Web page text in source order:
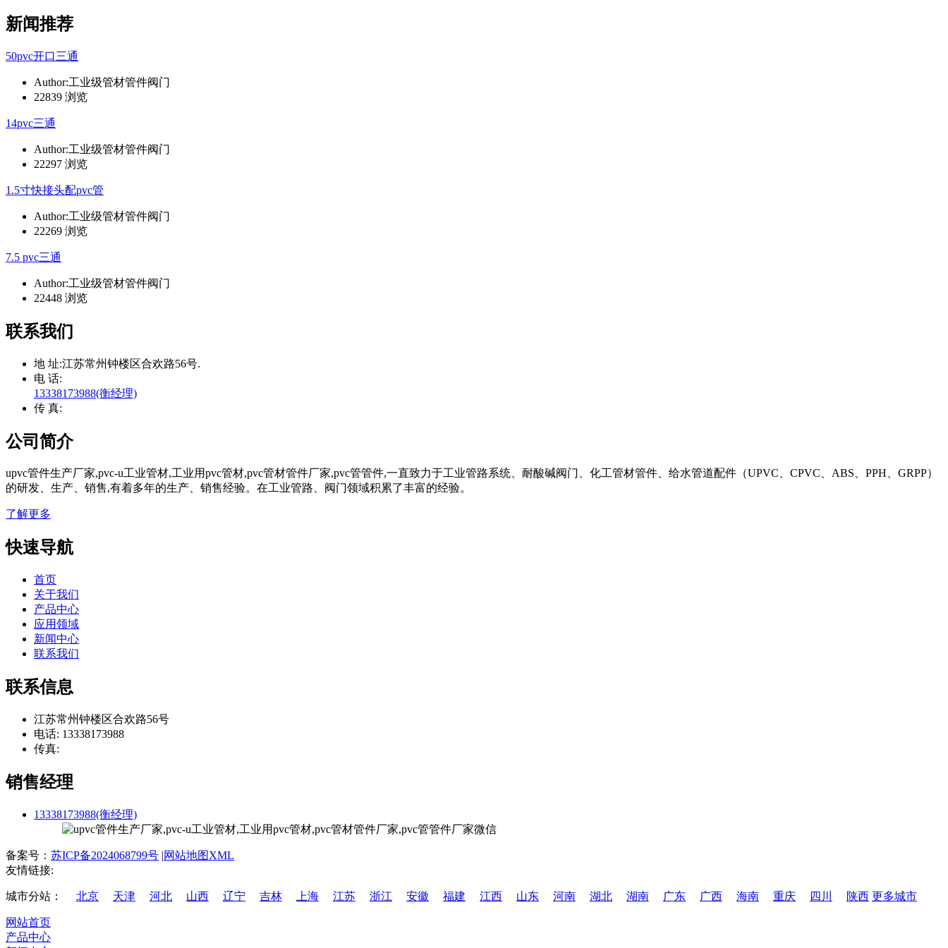
新闻推荐
50pvc开口三通
Author:工业级管材管件阀门
22839 浏览
14pvc三通
Author:工业级管材管件阀门
22297 浏览
1.5寸快接头配pvc管
Author:工业级管材管件阀门
22269 浏览
7.5 pvc三通
Author:工业级管材管件阀门
22448 浏览
联系我们
地 址:江苏常州钟楼区合欢路56号.
电 话:
13338173988(衡经理)
传 真:
公司简介
upvc管件生产厂家,pvc-u工业管材,工业用pvc管材,pvc管材管件厂家,pvc管管件,一直致力于工业管路系统、耐酸碱阀门、化工管材管件、给水管道配件（UPVC、CPVC、ABS、PPH、GRPP）
的研发、生产、销售,有着多年的生产、销售经验。在工业管路、阀门领域积累了丰富的经验。
了解更多
快速导航
首页
关于我们
产品中心
应用领域
新闻中心
联系我们
联系信息
江苏常州钟楼区合欢路56号
电话: 13338173988
传真:
销售经理
13338173988(衡经理)
备案号： 苏ICP备2024068799号 |网站地图XML
友情链接:
城市分站： 北京 天津 河北 山西 辽宁 吉林 上海 江苏 浙江 安徽 福建 江西 山东 河南 湖北 湖南 广东 广西 海南 重庆 四川 陕西 更多城市
网站首页
产品中心